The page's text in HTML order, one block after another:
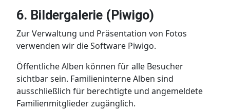
6. Bildergalerie (Piwigo)
Zur Verwaltung und Präsentation von Fotos
verwenden wir die Software Piwigo.
Öffentliche Alben können für alle Besucher
sichtbar sein. Familieninterne Alben sind
ausschließlich für berechtigte und angemeldete
Familienmitglieder zugänglich.